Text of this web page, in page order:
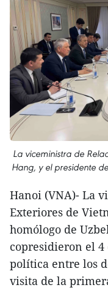
La viceministra de
Hang, y el presidente
Hanoi (VNA)- La
Exteriores de
homólogo de
copresidieron el
política entre los
visita de la